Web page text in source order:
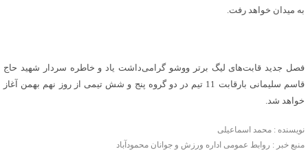
به میدان خواهد رفت.
فصل جدید قابت‌های لیگ برتر ووشو گرامی‌داشت یاد و خاطره سردار شهید حاج
قاسم سلیمانی بارقابت 11 تیم در دو گروه پنج و شش تیمی از روز نهم بهمن آغاز
خواهد شد.
نویسنده : محمد اسماعیلی
منبع خبر : روابط عمومی اداره ورزش و جوانان محمودآباد